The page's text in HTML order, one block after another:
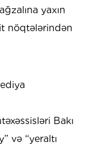
yaxın
nöqtələrindən
Bakı
və “yeraltı